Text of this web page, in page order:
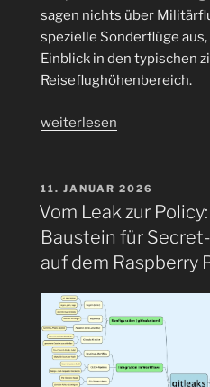
sagen nichts über
spezielle Sonderflüge
Einblick in den typischen
Reiseflughöhenbereich.
„Fünfter
Folge
bei
der
In
welcher
Höhe
fliegen
10100
Flugzeuge?“
weiterlesen
VERÖFFENTLICHT
AM
11. JANUAR 2026
Vom Leak zur
Baustein für
auf dem Raspberry